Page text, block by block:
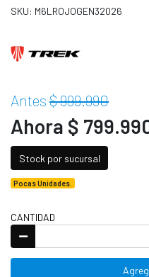
SKU: M6LROJOGEN32026
Antes $ 999.990
Ahora $
Stock por sucursal
Pocas Unidades.
CANTIDAD